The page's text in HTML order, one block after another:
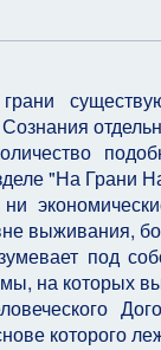
"На Грани
выживания,
под
на которых
которого